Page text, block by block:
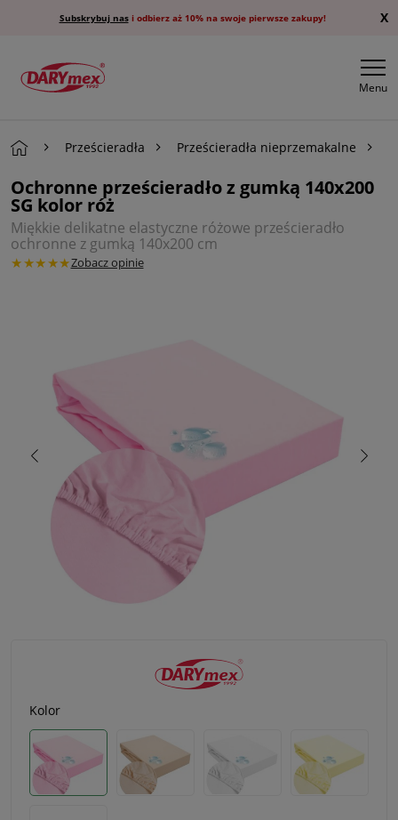
Subskrybuj nasi odbierz aż 10% na swoje pierwsze zakupy! X
Menu
Prześcieradła Prześcieradła nieprzemakalne
Ochronne prześcieradło z gumką 140x200
SG kolor róż
Miękkie delikatne elastyczne różowe prześcieradło
ochronne z gumką 140x200 cm
★★★★★Zobacz opinie
Kolor